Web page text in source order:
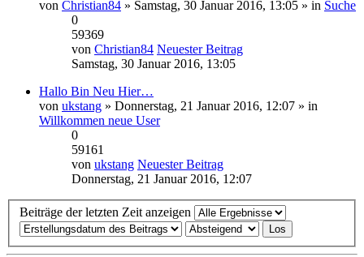
von Christian84 » Samstag, 30 Januar 2016, 13:05 » in Suche
0
59369
von Christian84 Neuester Beitrag
Samstag, 30 Januar 2016, 13:05
Hallo Bin Neu Hier…
von ukstang » Donnerstag, 21 Januar 2016, 12:07 » in
Willkommen neue User
0
59161
von ukstang Neuester Beitrag
Donnerstag, 21 Januar 2016, 12:07
Beiträge der letzten Zeit anzeigen